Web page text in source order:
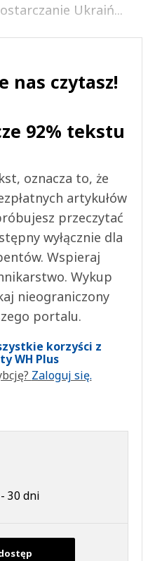
Ukraiń...
nas czytasz!
92% tekstu
oznacza to, że
artykułów
przeczytać
wyłącznie dla
Wspieraj
Wykup
nieograniczony
portalu.
korzyści z
WH Plus
Zaloguj się.
- 30 dni